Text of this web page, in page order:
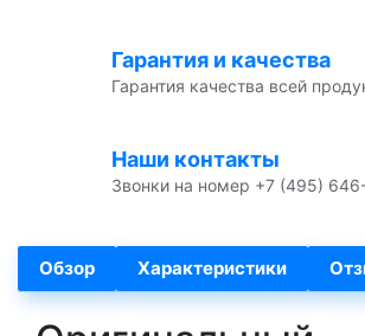
Гарантия и качества
Гарантия качества всей
Наши контакты
Звонки на номер +7 (495)
Обзор Характеристики